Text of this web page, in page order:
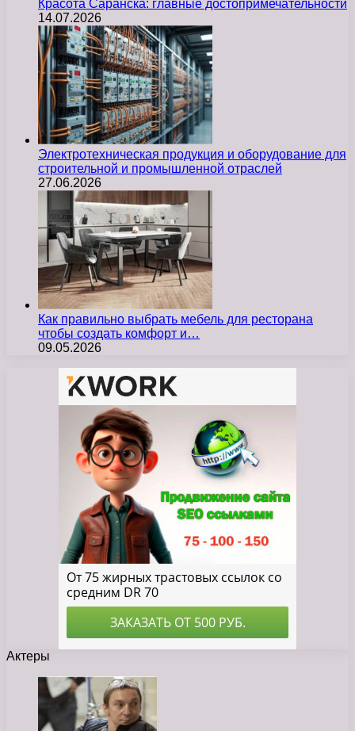
Красота Саранска: главные достопримечательности
14.07.2026
Электротехническая продукция и оборудование для
строительной и промышленной отраслей
27.06.2026
Как правильно выбрать мебель для ресторана
чтобы создать комфорт и…
09.05.2026
Актеры